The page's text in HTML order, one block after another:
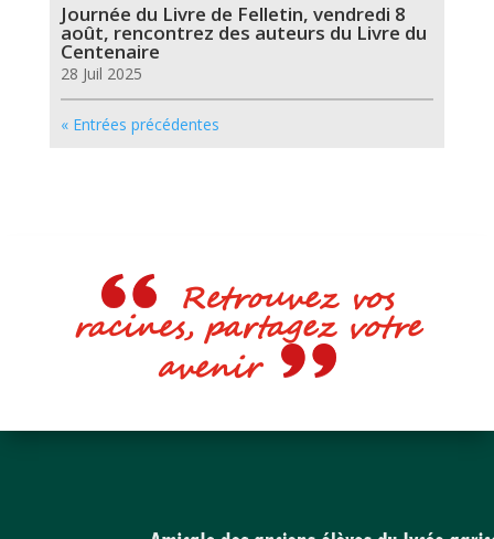
Journée du Livre de Felletin, vendredi 8
août, rencontrez des auteurs du Livre du
Centenaire
28 Juil 2025
« Entrées précédentes
Retrouvez vos
racines, partagez votre
avenir